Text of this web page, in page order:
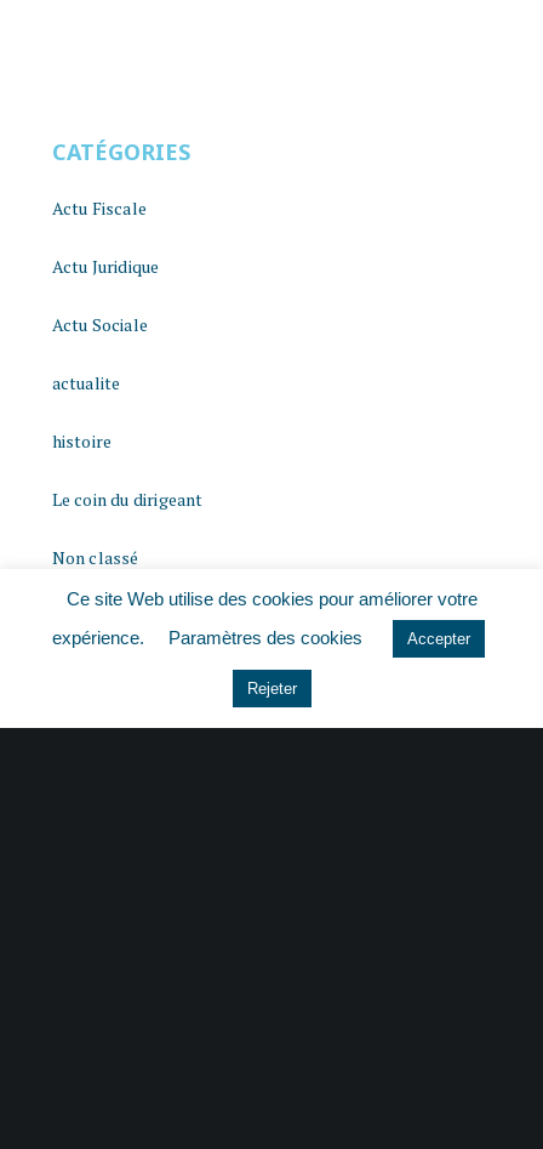
CATÉGORIES
Actu Fiscale
Actu Juridique
Actu Sociale
actualite
histoire
Le coin du dirigeant
Non classé
Ce site Web utilise des cookies pour améliorer votre
expérience.
Paramètres des cookies Accepter
Rejeter